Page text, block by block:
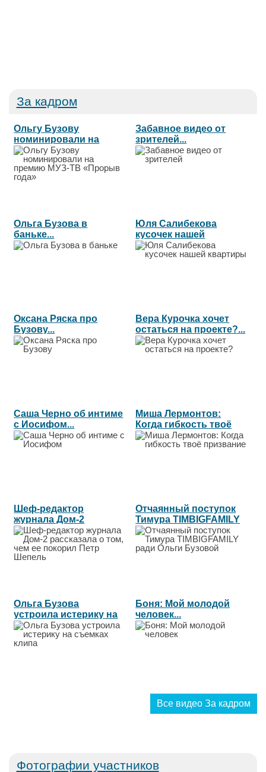
За кадром
Ольгу Бузову
номинировали на
премию МУЗ-ТВ...
Забавное видео от
зрителей...
Ольга Бузова в
баньке...
Юля Салибекова
кусочек нашей
квартиры...
Оксана Ряска про
Бузову...
Вера Курочка хочет
остаться на проекте?...
Саша Черно об интиме
с Иосифом...
Миша Лермонтов:
Когда гибкость твоё
призвание...
Шеф-редактор
журнала Дом-2
рассказала о том, чем...
Отчаянный поступок
Тимура TIMBIGFAMILY
ради Ольги...
Ольга Бузова
устроила истерику на
съемках клипа...
Боня: Мой молодой
человек...
Все видео За кадром
Фотографии участников